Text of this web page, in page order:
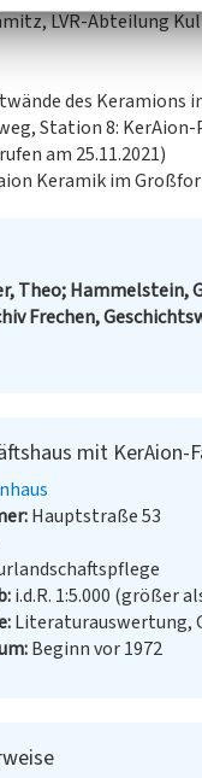
LVR-Abteilung
des Keramions
Station 8:
am 25.11.2021)
Keramik im
Theo; Hammelstein,
Frechen,
mit
Hauptstraße 53
i.d.R. 1:5.000 (größer
Literaturauswertung,
Beginn vor 1972